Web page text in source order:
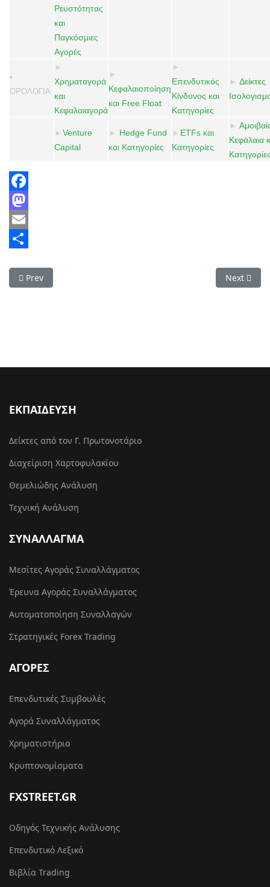
Ρευστότητας
και
Παγκόσμιες
Αγορές
•
ΟΡΟΛΟΓΙΑ
►
Χρηματαγορά
και
Κεφαλαιαγορά
►
Κεφαλαιοποίηση
και Free Float
►
Επενδυτικός
Κίνδυνος και
Κατηγορίες
► Δείκτες
► Venture
Capital
► Hedge Fund
και Κατηγορίες
► ETFs και
Κατηγορίες
►
Κεφάλαια
Facebook
Mastodon
Email
Previous article: S&P500
Prev Next
Next
ΕΚΠΑΙΔΕΥΣΗ
Δείκτες από τον Γ. Πρωτονοτάριο
Διαχείριση Χαρτοφυλακίου
Θεμελιώδης Ανάλυση
Τεχνική Ανάλυση
ΣΥΝΑΛΛΑΓΜΑ
Μεσίτες Αγοράς Συναλλάγματος
Έρευνα Αγοράς Συναλλάγματος
Αυτοματοποίηση Συναλλαγών
Στρατηγικές Forex Trading
ΑΓΟΡΕΣ
Επενδυτικές Συμβουλές
Αγορά Συναλλάγματος
Χρηματιστήριο
Κρυπτονομίσματα
FXSTREET.GR
Οδηγός Τεχνικής Ανάλυσης
Επενδυτικό Λεξικό
Βιβλία Trading